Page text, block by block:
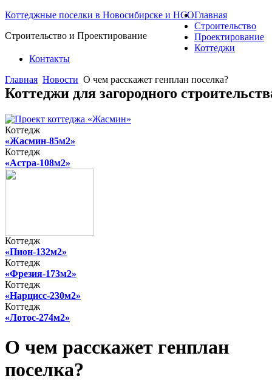
Коттеджные поселки в Новосибирске и НСО
Строительство и Проектирование
Главная
Строительство
Проектирование
Коттеджи
Контакты
Главная Новости О чем расскажет генплан поселка?
Коттеджи для загородного
Коттедж
«Жасмин-85м2»
Коттедж
«Астра-108м2»
Коттедж
«Пион-132м2»
Коттедж
«Фрезия-173м2»
Коттедж
«Нарцисс-230м2»
Коттедж
«Лотос-274м2»
О чем расскажет генплан
поселка?